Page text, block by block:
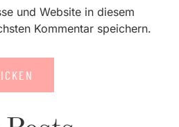
und Website in diesem
Kommentar speichern.